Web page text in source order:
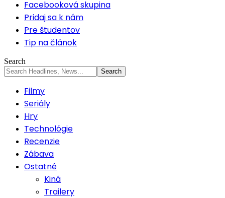
Facebooková skupina
Pridaj sa k nám
Pre študentov
Tip na článok
Search
Filmy
Seriály
Hry
Technológie
Recenzie
Zábava
Ostatné
Kiná
Trailery